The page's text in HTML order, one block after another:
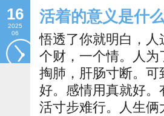
16
2025
06
活着的意义是什
悟透了你就明白，
个财，一个情。人
掏肺，肝肠寸断。
好。感情用真就好
活寸步难行。人生